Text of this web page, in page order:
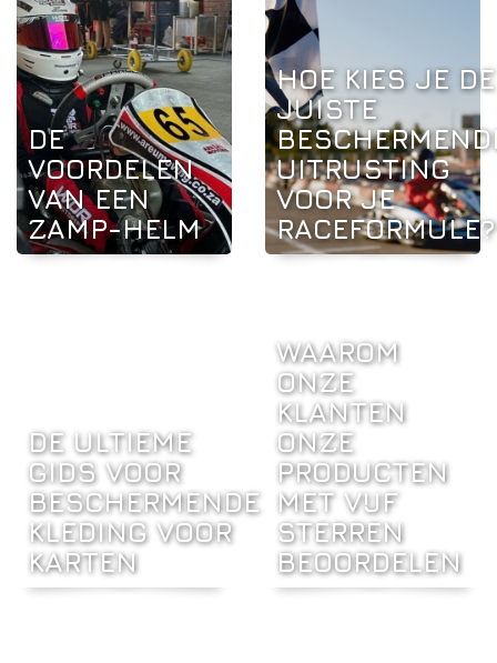
DE
VOORDELEN
VAN EEN
ZAMP-HELM
HOE KIES JE DE
JUISTE
UITRUSTING
VOOR JE
RACEFORMULE?
DE ULTIEME
GIDS VOOR
BESCHERMENDE
KLEDING VOOR
KARTEN
WAAROM
ONZE
KLANTEN
ONZE
PRODUCTEN
MET VIJF
STERREN
BEOORDELEN